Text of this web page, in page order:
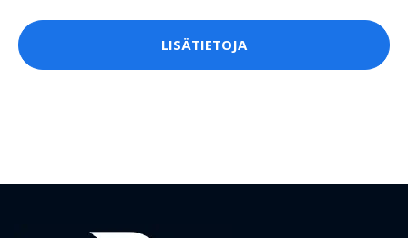
LISÄTIETOJA